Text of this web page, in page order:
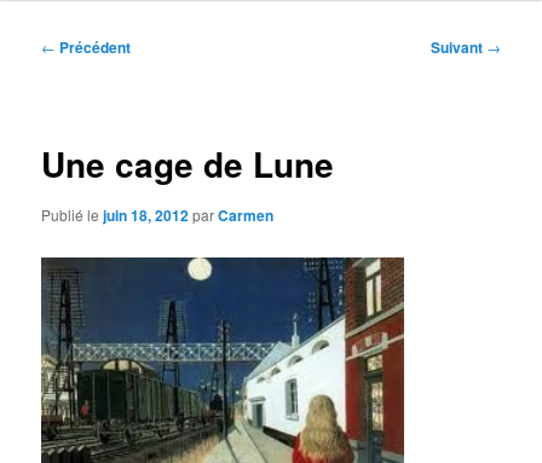
Navigation
← Précédent Suivant →
Une cage de Lune
Publié lejuin 18, 2012parCarmen